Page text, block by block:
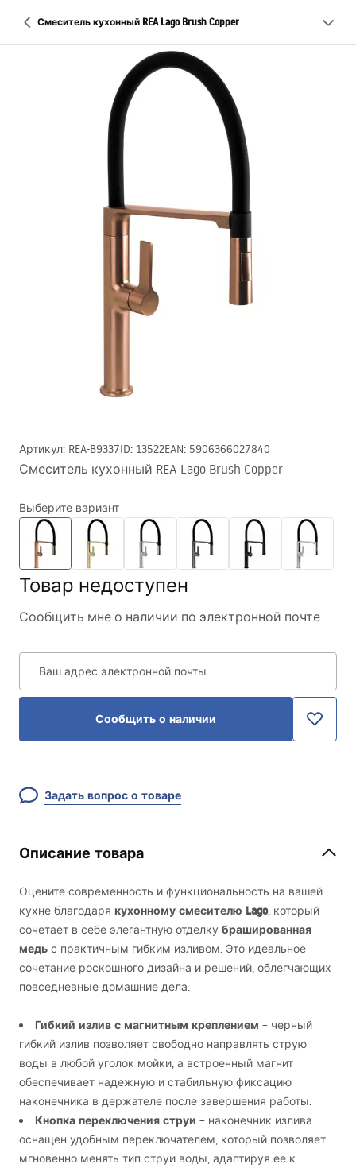
Смеситель кухонный REA Lago Brush Copper
Артикул: REA-B9337ID: 13522EAN: 5906366027840
Смеситель кухонный REA Lago Brush Copper
Выберите вариант
Товар недоступен
Сообщить мне о наличии по электронной почте.
Ваш адрес электронной почты
Сообщить о наличии
Задать вопрос о товаре
Описание товара
Оцените современность и функциональность на вашей
кухне благодаря кухонному смесителю Lago, который
сочетает в себе элегантную отделку брашированная
медь с практичным гибким изливом. Это идеальное
сочетание роскошного дизайна и решений, облегчающих
повседневные домашние дела.
Гибкий излив с магнитным креплением – черный
гибкий излив позволяет свободно направлять струю
воды в любой уголок мойки, а встроенный магнит
обеспечивает надежную и стабильную фиксацию
наконечника в держателе после завершения работы.
Кнопка переключения струи – наконечник излива
оснащен удобным переключателем, который позволяет
мгновенно менять тип струи воды, адаптируя ее к